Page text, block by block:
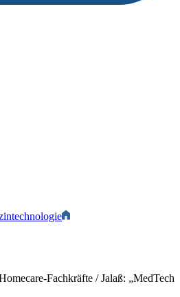
Fachkräfte / Jalaß: „MedTech